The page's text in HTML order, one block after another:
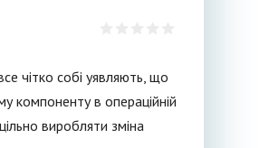
чітко собі уявляють, що
компоненту в операційній
виробляти зміна